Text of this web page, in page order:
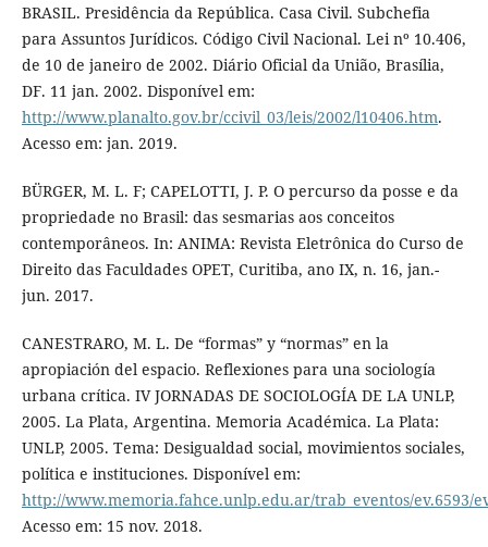
BRASIL. Presidência da República. Casa Civil. Subchefia
para Assuntos Jurídicos. Código Civil Nacional. Lei nº 10.406,
de 10 de janeiro de 2002. Diário Oficial da União, Brasília,
DF. 11 jan. 2002. Disponível em:
http://www.planalto.gov.br/ccivil_03/leis/2002/l10406.htm.
Acesso em: jan. 2019.
BÜRGER, M. L. F; CAPELOTTI, J. P. O percurso da posse e da
propriedade no Brasil: das sesmarias aos conceitos
contemporâneos. In: ANIMA: Revista Eletrônica do Curso de
Direito das Faculdades OPET, Curitiba, ano IX, n. 16, jan.-
jun. 2017.
CANESTRARO, M. L. De “formas” y “normas” en la
apropiación del espacio. Reflexiones para una sociología
urbana crítica. IV JORNADAS DE SOCIOLOGÍA DE LA UNLP,
2005. La Plata, Argentina. Memoria Académica. La Plata:
UNLP, 2005. Tema: Desigualdad social, movimientos sociales,
política e instituciones. Disponível em:
http://www.memoria.fahce.unlp.edu.ar/trab_eventos/ev.6593/
Acesso em: 15 nov. 2018.